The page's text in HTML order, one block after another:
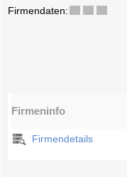
Firmendaten:
Firmeninfo
Firmendetails